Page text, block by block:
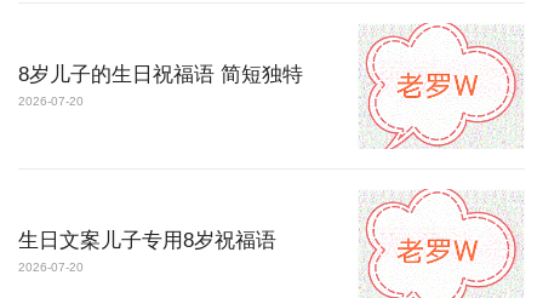
8岁儿子的生日祝福语 简短独特
2026-07-20
生日文案儿子专用8岁祝福语
2026-07-20